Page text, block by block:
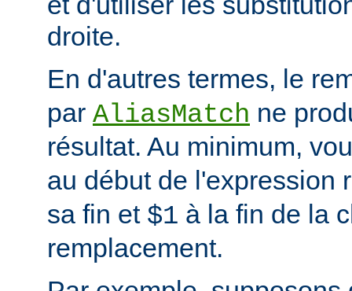
droite.
En d'autres termes, le
par AliasMatch ne
résultat. Au minimum,
au début de l'expression
sa fin et $1 à la fin de la
remplacement.